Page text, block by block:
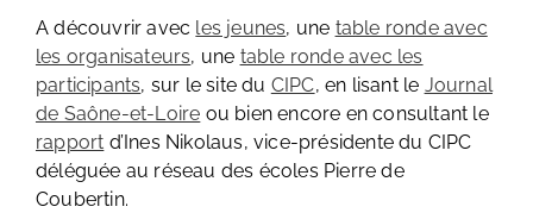
A découvrir avec les jeunes, une table ronde avec
les organisateurs, une table ronde avec les
participants, sur le site du CIPC, en lisant le Journal
de Saône-et-Loire ou bien encore en consultant le
rapport d’Ines Nikolaus, vice-présidente du CIPC
déléguée au réseau des écoles Pierre de
Coubertin.